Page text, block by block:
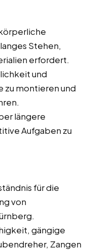
Stehen,
erfordert.
und
zu montieren und
längere
Aufgaben zu
für die
von
gängige
Zangen